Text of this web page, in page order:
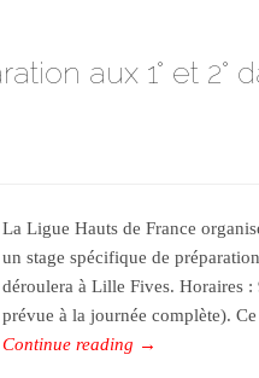
aux 1° et 2°
La Ligue Hauts de France
un stage spécifique de
déroulera à Lille Fives. Horaires
prévue à la journée complète).
Continue reading →